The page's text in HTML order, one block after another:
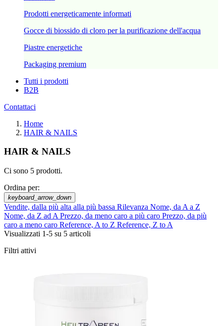
Prodotti energeticamente informati
Gocce di biossido di cloro per la purificazione dell'acqua
Piastre energetiche
Packaging premium
Tutti i prodotti
B2B
Contattaci
Home
HAIR & NAILS
HAIR & NAILS
Ci sono 5 prodotti.
Ordina per:
keyboard_arrow_down
Vendite, dalla più alta alla più bassa Rilevanza Nome, da A a Z
Nome, da Z ad A Prezzo, da meno caro a più caro Prezzo, da più
caro a meno caro Reference, A to Z Reference, Z to A
Visualizzati 1-5 su 5 articoli
Filtri attivi